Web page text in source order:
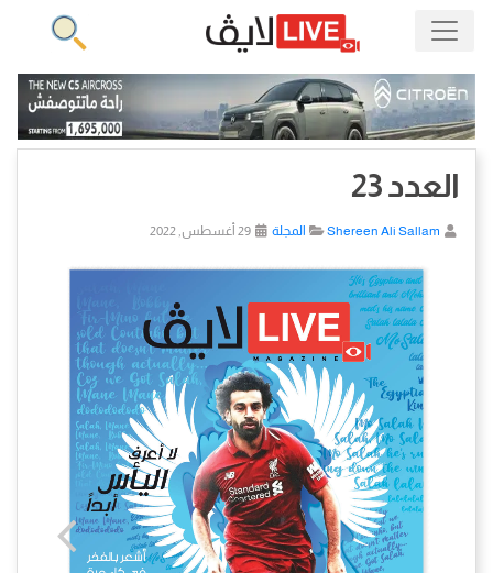
العدد 23
Shereen Ali Sallam المجلة